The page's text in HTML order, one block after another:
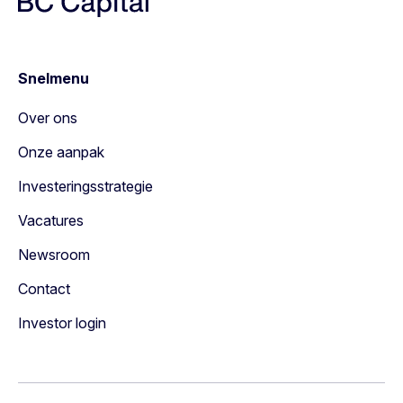
Snelmenu
Over ons
Onze aanpak
Investeringsstrategie
Vacatures
Newsroom
Contact
Investor login